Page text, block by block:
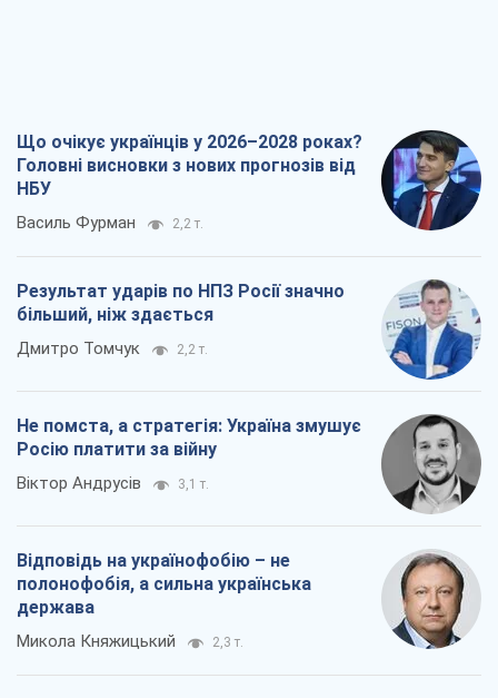
Що очікує українців у 2026–2028 роках?
Головні висновки з нових прогнозів від
НБУ
Василь Фурман 2,2 т.
Результат ударів по НПЗ Росії значно
більший, ніж здається
Дмитро Томчук 2,2 т.
Не помста, а стратегія: Україна змушує
Росію платити за війну
Віктор Андрусів 3,1 т.
Відповідь на українофобію – не
полонофобія, а сильна українська
держава
Микола Княжицький 2,3 т.